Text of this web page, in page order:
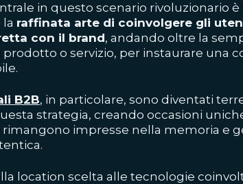
in questo scenario rivoluzionario è
raffinata arte di coinvolgere gli
con il brand, andando oltre la
o servizio, per instaurare una
B2B, in particolare, sono diventati
strategia, creando occasioni
impresse nella memoria e
location scelta alle tecnologie